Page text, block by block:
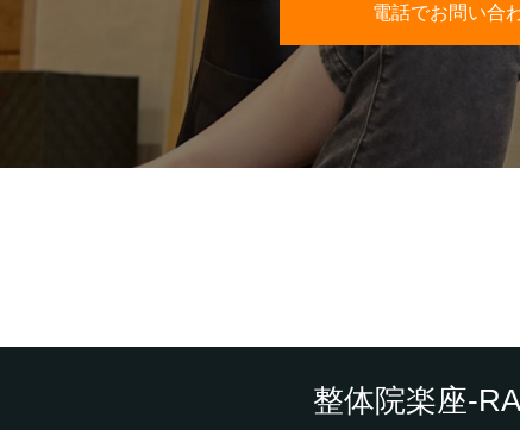
電話でお問い合
整体院楽座-